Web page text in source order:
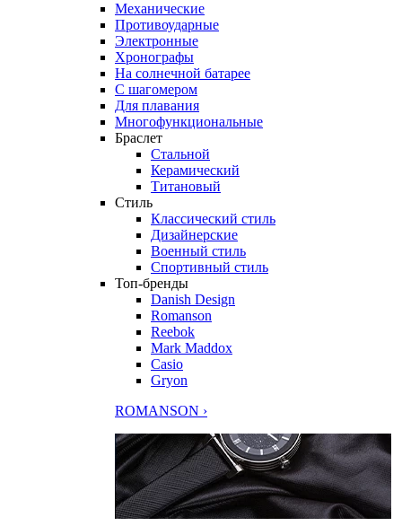
Механические
Противоударные
Электронные
Хронографы
На солнечной батарее
С шагомером
Для плавания
Многофункциональные
Браслет
Стальной
Керамический
Титановый
Стиль
Классический стиль
Дизайнерские
Военный стиль
Спортивный стиль
Топ-бренды
Danish Design
Romanson
Reebok
Mark Maddox
Casio
Gryon
ROMANSON ›